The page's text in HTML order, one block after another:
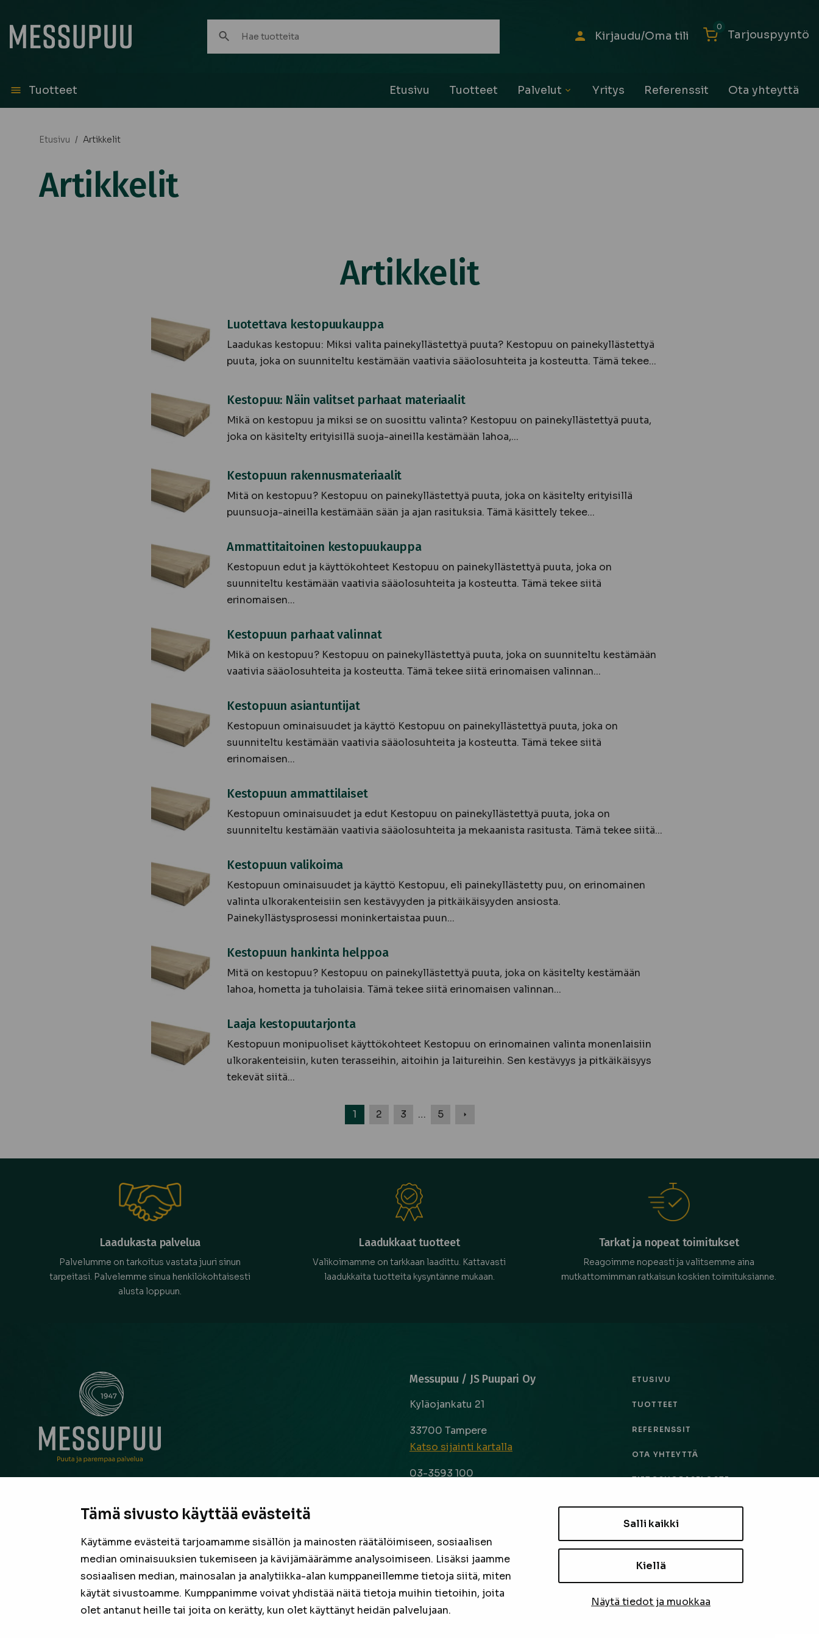
Tämä sivusto käyttää evästeitä
Käytämme evästeitä tarjoamamme sisällön ja mainosten räätälöimiseen, sosiaalisen
median ominaisuuksien tukemiseen ja kävijämäärämme analysoimiseen. Lisäksi jaamme
sosiaalisen median, mainosalan ja analytiikka-alan kumppaneillemme tietoja siitä, miten
käytät sivustoamme. Kumppanimme voivat yhdistää näitä tietoja muihin tietoihin, joita
olet antanut heille tai joita on kerätty, kun olet käyttänyt heidän palvelujaan.
Salli kaikki
Kiellä
Näytä tiedot ja muokkaa
tuotteita:
Kirjaudu/Oma tili Tarjouspyyntö
0
Tuotteet Etusivu Tuotteet Palvelut Yritys Referenssit Ota yhteyttä
Etusivu / Artikkelit
Artikkelit
Artikkelit
Luotettava
kestopuukauppa
Luotettava kestopuukauppa
Laadukas kestopuu: Miksi valita painekyllästettyä puuta? Kestopuu on painekyllästettyä
puuta, joka on suunniteltu kestämään vaativia sääolosuhteita ja kosteutta. Tämä tekee...
Kestopuu:
valitset
parhaat
Kestopuu: Näin valitset parhaat materiaalit
Mikä on kestopuu ja miksi se on suosittu valinta? Kestopuu on painekyllästettyä puuta,
joka on käsitelty erityisillä suoja-aineilla kestämään lahoa,...
Kestopuun
rakennusmateriaalit
Kestopuun rakennusmateriaalit
Mitä on kestopuu? Kestopuu on painekyllästettyä puuta, joka on käsitelty erityisillä
puunsuoja-aineilla kestämään sään ja ajan rasituksia. Tämä käsittely tekee...
Ammattitaitoinen
kestopuukauppa
Ammattitaitoinen kestopuukauppa
Kestopuun edut ja käyttökohteet Kestopuu on painekyllästettyä puuta, joka on
suunniteltu kestämään vaativia sääolosuhteita ja kosteutta. Tämä tekee siitä
erinomaisen...
Kestopuun
valinnat
Kestopuun parhaat valinnat
Mikä on kestopuu? Kestopuu on painekyllästettyä puuta, joka on suunniteltu kestämään
vaativia sääolosuhteita ja kosteutta. Tämä tekee siitä erinomaisen valinnan...
Kestopuun
asiantuntijat
Kestopuun asiantuntijat
Kestopuun ominaisuudet ja käyttö Kestopuu on painekyllästettyä puuta, joka on
suunniteltu kestämään vaativia sääolosuhteita ja kosteutta. Tämä tekee siitä
erinomaisen...
Kestopuun
ammattilaiset
Kestopuun ammattilaiset
Kestopuun ominaisuudet ja edut Kestopuu on painekyllästettyä puuta, joka on
suunniteltu kestämään vaativia sääolosuhteita ja mekaanista rasitusta. Tämä tekee siitä...
Kestopuun
Kestopuun valikoima
Kestopuun ominaisuudet ja käyttö Kestopuu, eli painekyllästetty puu, on erinomainen
valinta ulkorakenteisiin sen kestävyyden ja pitkäikäisyyden ansiosta.
Painekyllästysprosessi moninkertaistaa puun...
Kestopuun
helppoa
Kestopuun hankinta helppoa
Mitä on kestopuu? Kestopuu on painekyllästettyä puuta, joka on käsitelty kestämään
lahoa, hometta ja tuholaisia. Tämä tekee siitä erinomaisen valinnan...
Laaja
kestopuutarjonta
Laaja kestopuutarjonta
Kestopuun monipuoliset käyttökohteet Kestopuu on erinomainen valinta monenlaisiin
ulkorakenteisiin, kuten terasseihin, aitoihin ja laitureihin. Sen kestävyys ja pitkäikäisyys
tekevät siitä...
1 2 3 … 5
Laadukasta palvelua
Palvelumme on tarkoitus vastata juuri sinun
tarpeitasi. Palvelemme sinua henkilökohtaisesti
alusta loppuun.
Laadukkaat tuotteet
Valikoimamme on tarkkaan laadittu. Kattavasti
laadukkaita tuotteita kysyntänne mukaan.
Tarkat ja nopeat toimitukset
Reagoimme nopeasti ja valitsemme aina
mutkattomimman ratkaisun koskien toimituksianne.
neuvonantaja Pirkanmaalla jo vuodesta 1947. Oli kyse sitten
suurista hankkeista tai pienestä pintaremontista, laaja ja
laadukas valikoima sekä asiantunteva henkilökunta ovat
valmiina tarjoamaan parhaan puutavaran jokaiseen
projektiin.
Messupuu / JS Puupari Oy
Kyläojankatu 21
33700 Tampere
Katso sijainti kartalla
03-3593 100
la 9-14
FacebookInstagram
ETUSIVU
TUOTTEET
REFERENSSIT
OTA YHTEYTTÄ
TIETOSUOJASELOSTE
TILAUS- JA TOIMITUSEHDOT
EVÄSTEASETUKSET
TILAA UUTISKIRJE